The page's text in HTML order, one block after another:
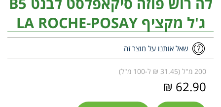
ג'ל מקציף LA ROCHE-POSAY
שאל אותנו על מוצר זה
200 מ"ל (31.45 ₪ ל-100 מ"ל)
62.90 ₪